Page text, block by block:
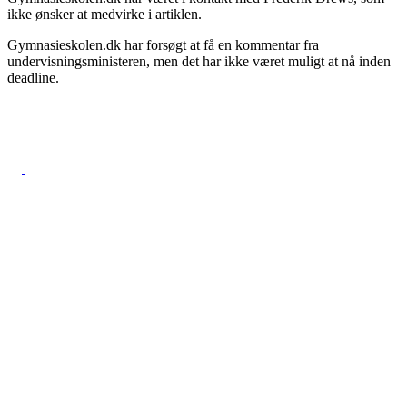
ikke ønsker at medvirke i artiklen.
Gymnasieskolen.dk har forsøgt at få en kommentar fra
undervisningsministeren, men det har ikke været muligt at nå inden
deadline.